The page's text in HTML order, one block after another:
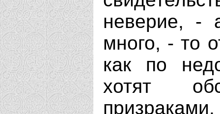
неверие, -
много, - то
как по
хотят